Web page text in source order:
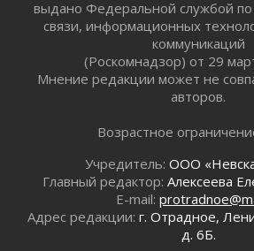
Юхла, мука, кантеле и Водяной
01 августа 2026
Лето катится с горки
01 августа 2026
В Ленобласти открылась
летию Билибина
01 августа 2026
Лето без гаджетов
01 августа 2026
Болезнь девственниц и
01 августа 2026
выдано Федеральной службой
связи, информационных
коммуникаций
(Роскомнадзор) от 29
Мнение редакции может не
авторов.
Возрастное
Учредитель: ООО
Главный редактор: Алексеева
E-mail:
Адрес редакции: г. Отрадное,
д. 6Б.